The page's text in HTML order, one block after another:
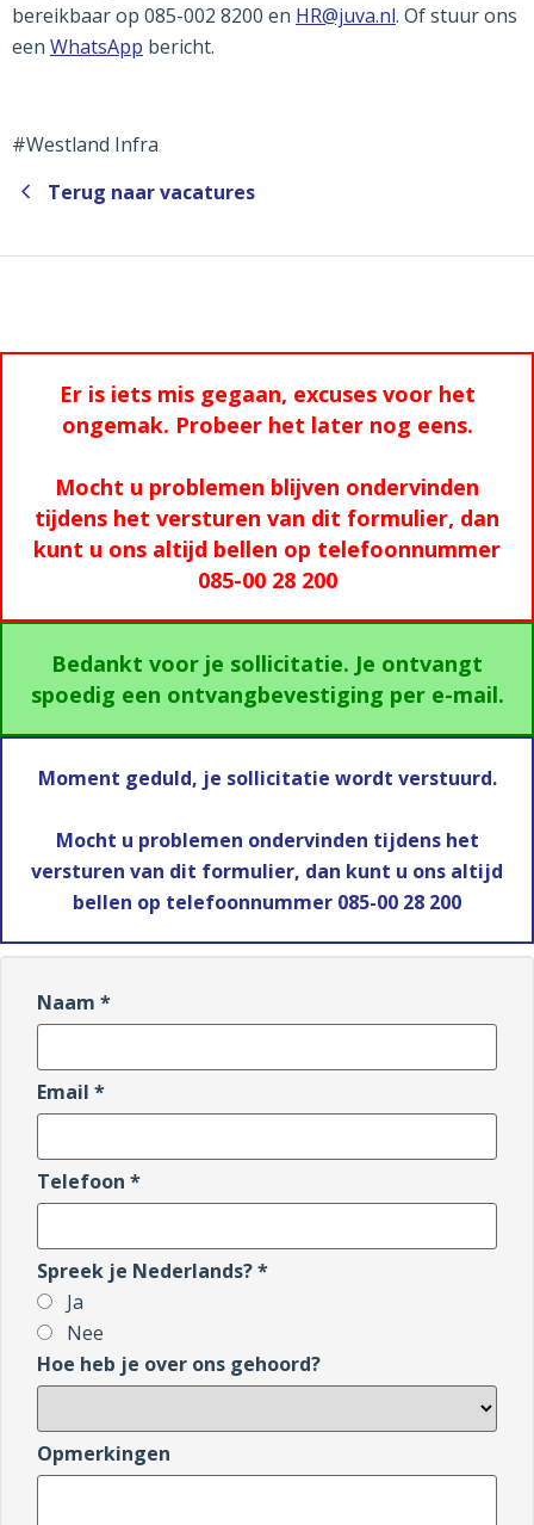
bereikbaar op 085-002 8200 en HR@juva.nl. Of stuur ons
een WhatsApp bericht.
#Westland Infra
Terug naar vacatures
Er is iets mis gegaan, excuses voor het
ongemak. Probeer het later nog eens.
Mocht u problemen blijven ondervinden
tijdens het versturen van dit formulier, dan
kunt u ons altijd bellen op telefoonnummer
085-00 28 200
Bedankt voor je sollicitatie. Je ontvangt
spoedig een ontvangbevestiging per e-mail.
Moment geduld, je sollicitatie wordt verstuurd.
Mocht u problemen ondervinden tijdens het
versturen van dit formulier, dan kunt u ons altijd
bellen op telefoonnummer 085-00 28 200
Naam *
Email *
Telefoon *
Spreek je Nederlands? *
Ja
Nee
Hoe heb je over ons gehoord?
Opmerkingen